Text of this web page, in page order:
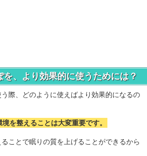
を、より効果的に使うためには？
際、どのように使えばより効果的になるの
を整えることは大変重要です。
ことで眠りの質を上げることができるから